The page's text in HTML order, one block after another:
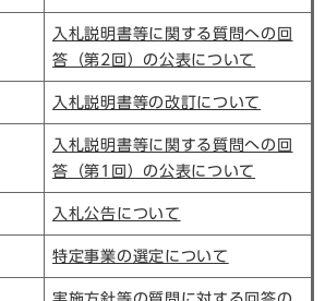
入札説明書等に関する質問への回
答（第2回）の公表について
入札説明書等の改訂について
入札説明書等に関する質問への回
答（第1回）の公表について
入札公告について
特定事業の選定について